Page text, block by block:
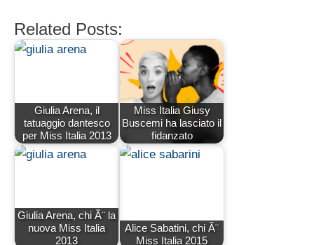
Related Posts:
Giulia Arena, il
tatuaggio dantesco
per Miss Italia 2013
Miss Italia Giusy
Buscemi ha lasciato il
fidanzato
Giulia Arena, chi Ã¨ la
nuova Miss Italia
2013
Alice Sabatini, chi Ã¨
Miss Italia 2015